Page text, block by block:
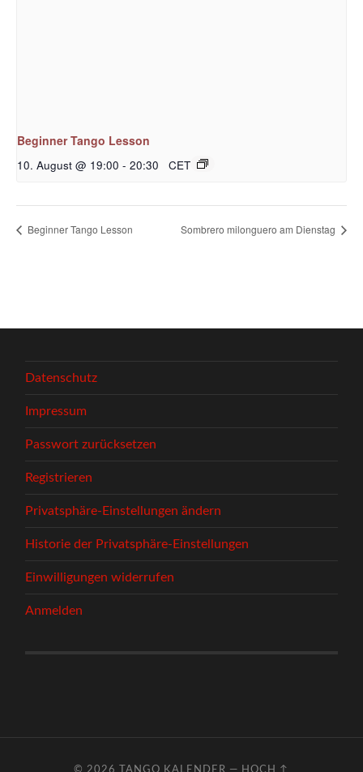
Beginner Tango Lesson
10. August @ 19:00 - 20:30 CET
Beginner Tango Lesson Sombrero milonguero am Dienstag
Datenschutz
Impressum
Passwort zurücksetzen
Registrieren
Privatsphäre-Einstellungen ändern
Historie der Privatsphäre-Einstellungen
Einwilligungen widerrufen
Anmelden
© 2026 TANGO KALENDER — HOCH ↑